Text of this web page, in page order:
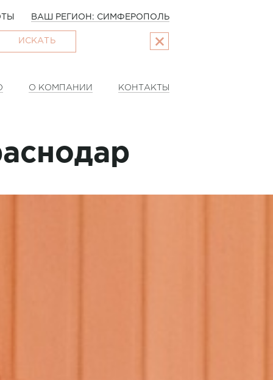
ВАШ РЕГИОН: СИМФЕРОПОЛЬ
ИСКАТЬ
О КОМПАНИИ КОНТАКТЫ